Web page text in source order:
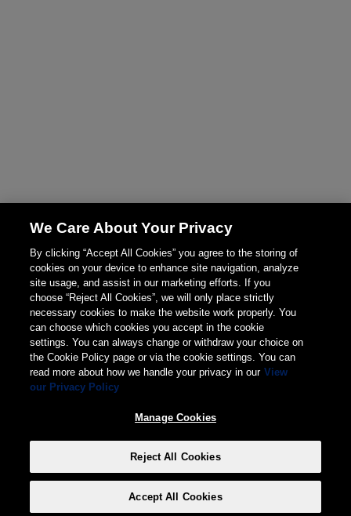
We Care About Your Privacy
By clicking “Accept All Cookies” you agree to the storing of
cookies on your device to enhance site navigation, analyze
site usage, and assist in our marketing efforts. If you
choose “Reject All Cookies”, we will only place strictly
necessary cookies to make the website work properly. You
can choose which cookies you accept in the cookie
settings. You can always change or withdraw your choice on
the Cookie Policy page or via the cookie settings. You can
read more about how we handle your privacy in our View
our Privacy Policy
Manage Cookies
Reject All Cookies
Accept All Cookies